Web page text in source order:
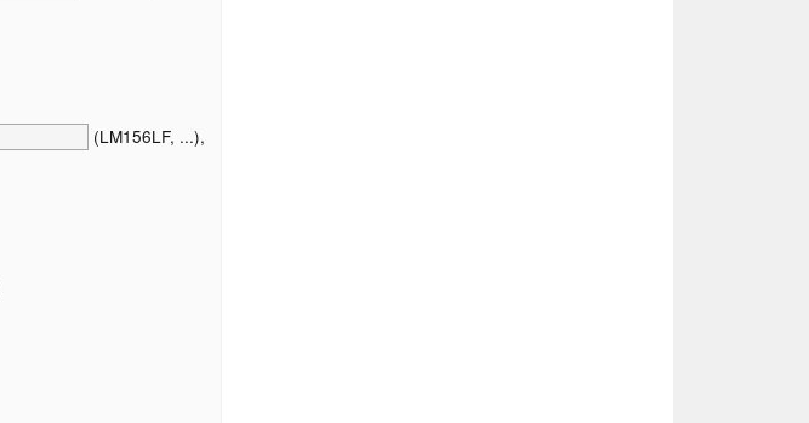
(LM156LF, ...),